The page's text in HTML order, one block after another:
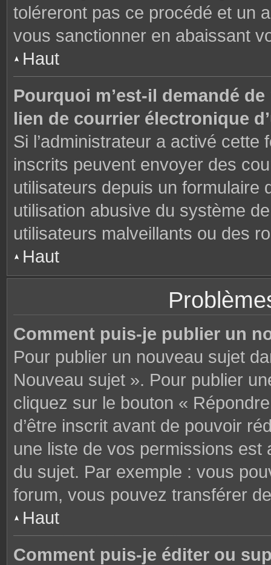
toléreront pas ce procédé et un
vous sanctionner en abaissant
Haut
Pourquoi m’est-il demandé
lien de courrier électronique
Si l’administrateur a activé
inscrits peuvent envoyer des
utilisateurs depuis un formulaire
utilisation abusive du système
utilisateurs malveillants ou des
Haut
Comment puis-je publier un
Pour publier un nouveau sujet
Nouveau sujet ». Pour publier
cliquez sur le bouton «
d’être inscrit avant de pouvoir
une liste de vos permissions est
du sujet. Par exemple : vous
forum, vous pouvez transférer
Haut
Comment puis-je éditer ou